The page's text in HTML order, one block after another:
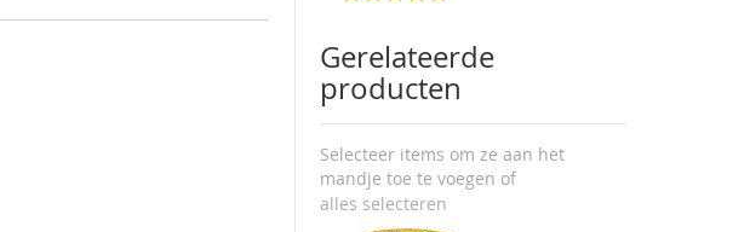
Gerelateerde
producten
Selecteer items om ze aan het
mandje toe te voegen of
alles selecteren